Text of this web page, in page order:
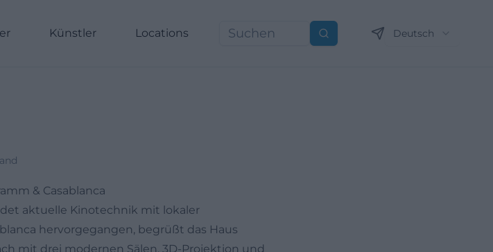
Künstler Locations Suchen Deutsch
& Casablanca
aktuelle Kinotechnik mit lokaler
hervorgegangen, begrüßt das Haus
mit drei modernen Sälen, 3D-Projektion und